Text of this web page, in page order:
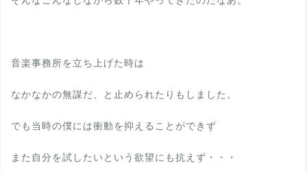
音楽事務所を立ち上げた時は
なかなかの無謀だ、と止められたりもしました。
でも当時の僕には衝動を抑えることができず
また自分を試したいという欲望にも抗えず・・・